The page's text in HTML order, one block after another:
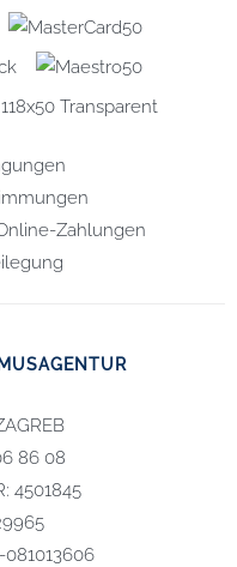
Zahlungen
86 08
4501845